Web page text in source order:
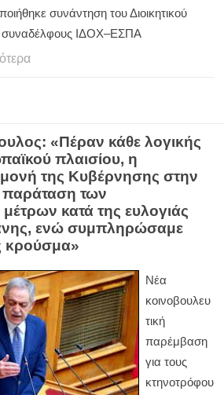
συνάντηση του Διοικητικού
συναδέλφους ΙΔΟΧ–ΕΣΠΑ
«Πέραν κάθε λογικής
πλαισίου, η
της Κυβέρνησης στην
παράταση των
κατά της ευλογιάς
ενώ συμπληρώσαμε
κρούσμα»
Νέα
κοινοβουλευ
τική
παρέμβαση
για τους
κτηνοτρόφου